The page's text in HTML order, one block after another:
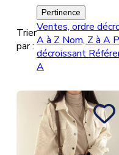
Trier
par :
Pertinence
Ventes, ordre
A à Z Nom, Z à A
décroissant
A